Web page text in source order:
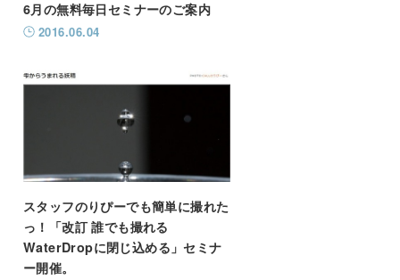
6月の無料毎日セミナーのご案内
2016.06.04
スタッフのりぴーでも簡単に撮れた
っ！「改訂 誰でも撮れる
WaterDropに閉じ込める」セミナ
ー開催。